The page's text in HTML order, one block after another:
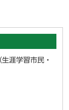
涯学習市民・